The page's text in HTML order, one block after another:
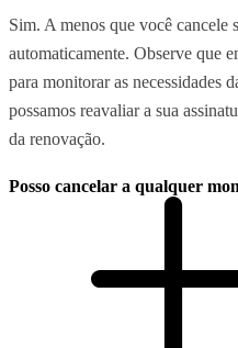
Sim. A menos que você cancele
automaticamente. Observe que
para monitorar as necessidades
possamos reavaliar a sua
da renovação.
Posso cancelar a qualquer